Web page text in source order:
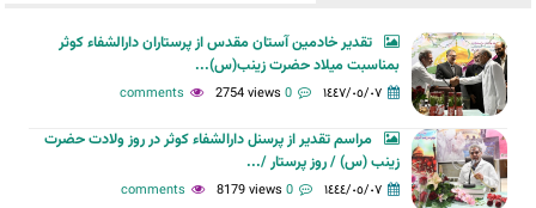
تقدیر خادمین آستان مقدس از پرستاران دارالشفاء کوثر
بمناسبت میلاد حضرت زینب(س)...
١٤٤٧/٠٥/٠٧ 0 comments
2754 views
مراسم تقدیر از پرسنل دارالشفاء کوثر در روز ولادت حضرت
زینب (س) / روز پرستار /...
١٤٤٤/٠٥/٠٧ 0 comments
8179 views